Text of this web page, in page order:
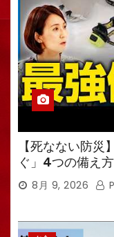
【死なない防
ぐ」4つの備え
強備蓄食は「羊
も無意味
8月 9, 2026